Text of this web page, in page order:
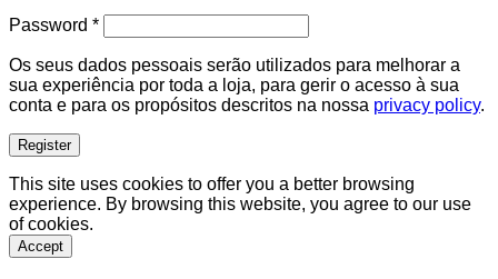
Password *Required
Os seus dados pessoais serão utilizados para melhorar a
sua experiência por toda a loja, para gerir o acesso à sua
conta e para os propósitos descritos na nossa privacy policy.
Register
This site uses cookies to offer you a better browsing
experience. By browsing this website, you agree to our use
of cookies.
Accept